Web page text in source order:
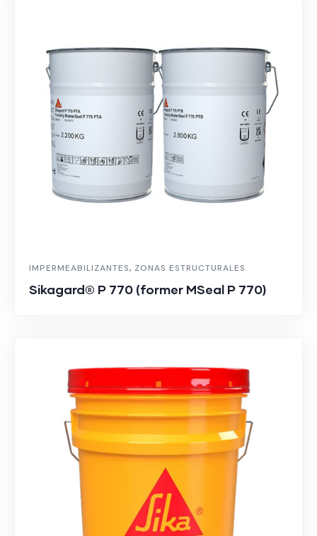
IMPERMEABILIZANTES, ZONAS ESTRUCTURALES
Sikagard® P 770 (former MSeal P 770)